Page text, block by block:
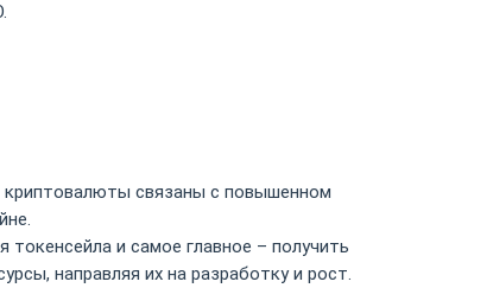
криптовалюты связаны с повышенном
и самое главное – получить
направляя их на разработку и рост.